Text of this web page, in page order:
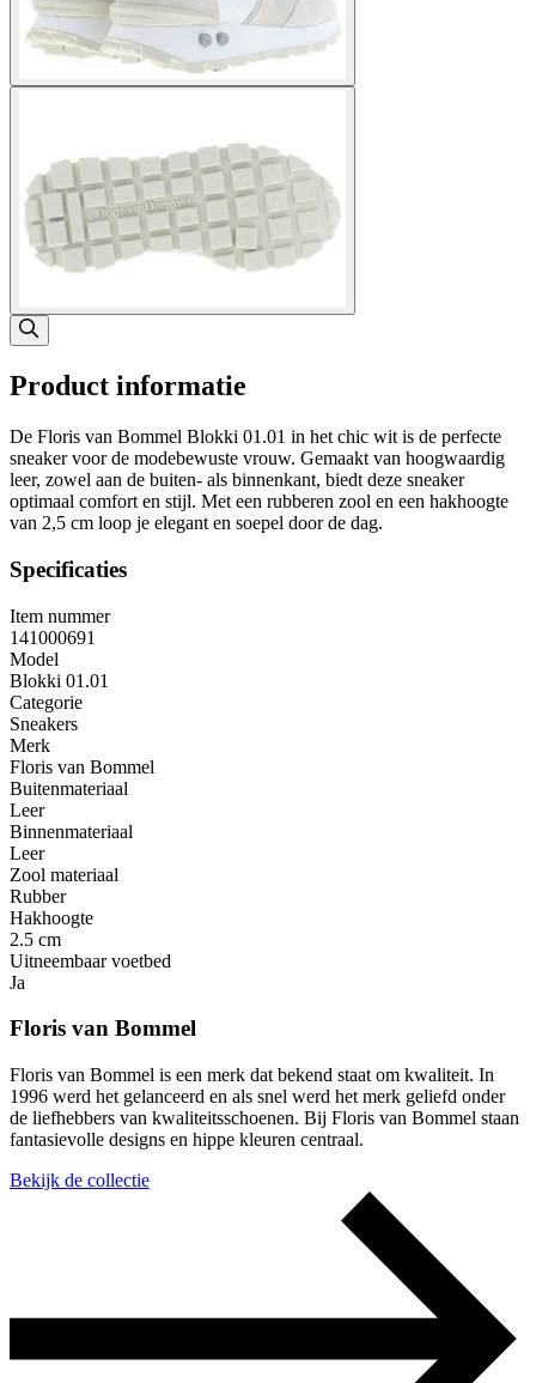
Product informatie
De Floris van Bommel Blokki 01.01 in het chic wit is de perfecte
sneaker voor de modebewuste vrouw. Gemaakt van hoogwaardig
leer, zowel aan de buiten- als binnenkant, biedt deze sneaker
optimaal comfort en stijl. Met een rubberen zool en een hakhoogte
van 2,5 cm loop je elegant en soepel door de dag.
Specificaties
Item nummer
141000691
Model
Blokki 01.01
Categorie
Sneakers
Merk
Floris van Bommel
Buitenmateriaal
Leer
Binnenmateriaal
Leer
Zool materiaal
Rubber
Hakhoogte
2.5 cm
Uitneembaar voetbed
Ja
Floris van Bommel
Floris van Bommel is een merk dat bekend staat om kwaliteit. In
1996 werd het gelanceerd en als snel werd het merk geliefd onder
de liefhebbers van kwaliteitsschoenen. Bij Floris van Bommel staan
fantasievolle designs en hippe kleuren centraal.
Bekijk de collectie